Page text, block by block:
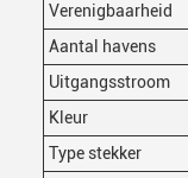
Verenigbaarheid
Aantal havens
Uitgangsstroom
Kleur
Type stekker